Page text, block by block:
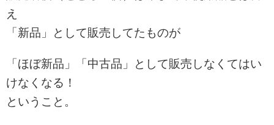
え
「新品」として販売してたものが
「ほぼ新品」「中古品」として販売しなくてはい
けなくなる！
ということ。